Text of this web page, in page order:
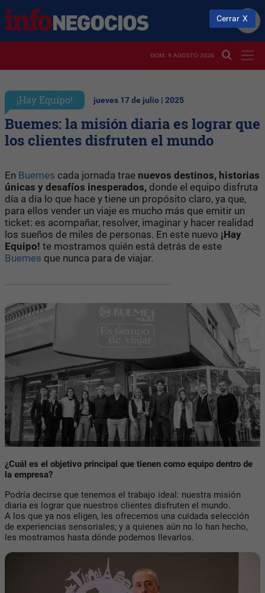
DOM. 9 AGOSTO 2026
¡Hay Equipo! jueves 17 de julio | 2025
Buemes: la misión diaria es lograr que
los clientes disfruten el mundo
En Buemes cada jornada trae nuevos destinos, historias
únicas y desafíos inesperados, donde el equipo disfruta
día a día lo que hace y tiene un propósito claro, ya que,
para ellos vender un viaje es mucho más que emitir un
ticket: es acompañar, resolver, imaginar y hacer realidad
los sueños de miles de personas. En este nuevo ¡Hay
Equipo! te mostramos quién está detrás de este
Buemes que nunca para de viajar.
¿Cuál es el objetivo principal que tienen como equipo dentro de
la empresa?
Podría decirse que tenemos el trabajo ideal: nuestra misión
diaria es lograr que nuestros clientes disfruten el mundo.
A los que ya nos eligen, les ofrecemos una cuidada selección
de experiencias sensoriales; y a quienes aún no lo han hecho,
les mostramos hasta dónde podemos llevarlos.
Cerrar